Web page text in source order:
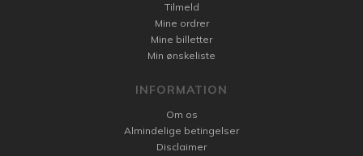
Tilmeld
Mine ordrer
Mine billetter
Min ønskeliste
INFORMATION
Om os
Almindelige betingelser
Disclaimer